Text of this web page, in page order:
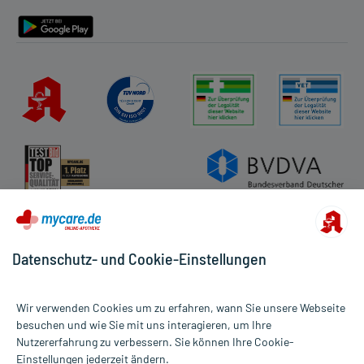
Alle Preise gelten inkl. MwSt., ggf. zzgl. Versandkosten
Datenschutz- und Cookie-Einstellungen
Wir verwenden Cookies um zu erfahren, wann Sie unsere Webseite
besuchen und wie Sie mit uns interagieren, um Ihre
Nutzererfahrung zu verbessern. Sie können Ihre Cookie-
Einstellungen jederzeit ändern.